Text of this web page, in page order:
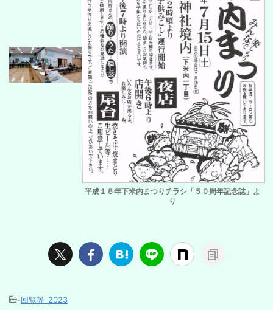
平成１８年下米内まつりチラシ「５０周年記念誌」よ
り
-回覧等_2023